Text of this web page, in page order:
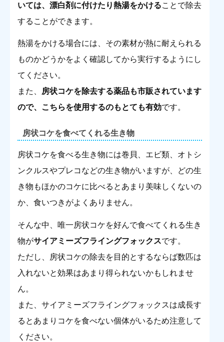
いては、漂白剤に付けたり熱湯をかけることで除去
することができます。
熱湯をかける場合には、その素材が熱に耐えられる
ものかどうかをよく確認してから実行するようにし
てください。
また、
房状コケを除去する薬品も市販されています
ので、こちらを使用するのもとても有効です。
房状コケを食べてくれる生き物
房状コケを食べる生き物には巻貝、エビ類、オトシ
ンクルスやプレコなどの生き物がいますが、どの生
き物もほかのコケに比べるとあまり美味しくないの
か、食いつきがよくありません。
そんな中、唯一房状コケを好んで食べてくれる生き
物がサイアミーズフライングフォックスです。
ただし、房状コケの除去を目的とするならば数匹は
入れないと効果はあまり得られないかもしれませ
ん。
また、サイアミーズフライングフォックスは成長す
るとあまりコケを食べない個体がいるため注意して
ください。